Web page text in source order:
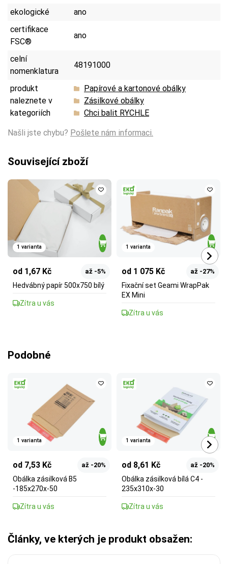
ekologické
ano
certifikace
FSC®
ano
celní
nomenklatura
48191000
produkt
naleznete v
kategoriích
Papírové a kartonové obálky
Zásilkové obálky
Chci balit RYCHLE
Našli jste chybu? Pošlete nám informaci.
Související zboží
1 varianta
od 1,67 Kč až -5%
Hedvábný papír 500x750 bílý
Zítra u vás
1 varianta
od 1 075 Kč až -27%
Fixační set Geami WrapPak
EX Mini
Zítra u vás
Podobné
1 varianta
od 7,53 Kč až -20%
Obálka zásilková B5
-185x270x-50
Zítra u vás
1 varianta
od 8,61 Kč až -20%
Obálka zásilková bílá C4 -
235x310x-30
Zítra u vás
Články, ve kterých je produkt obsažen: